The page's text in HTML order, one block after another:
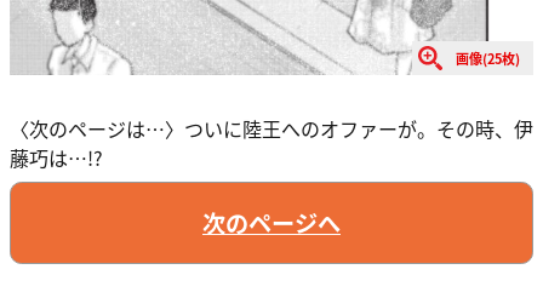
画像(25枚)
〈次のページは…〉ついに陸王へのオファーが。その時、伊
藤巧は…!?
次のページへ